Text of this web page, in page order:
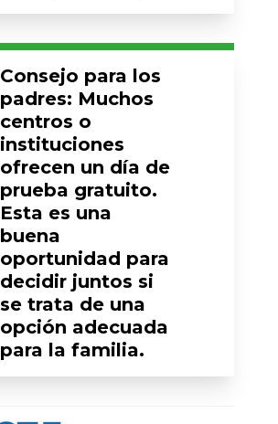
Consejo para los
padres: Muchos
centros o
instituciones
ofrecen un día de
prueba gratuito.
Esta es una
buena
oportunidad para
decidir juntos si
se trata de una
opción adecuada
para la familia.